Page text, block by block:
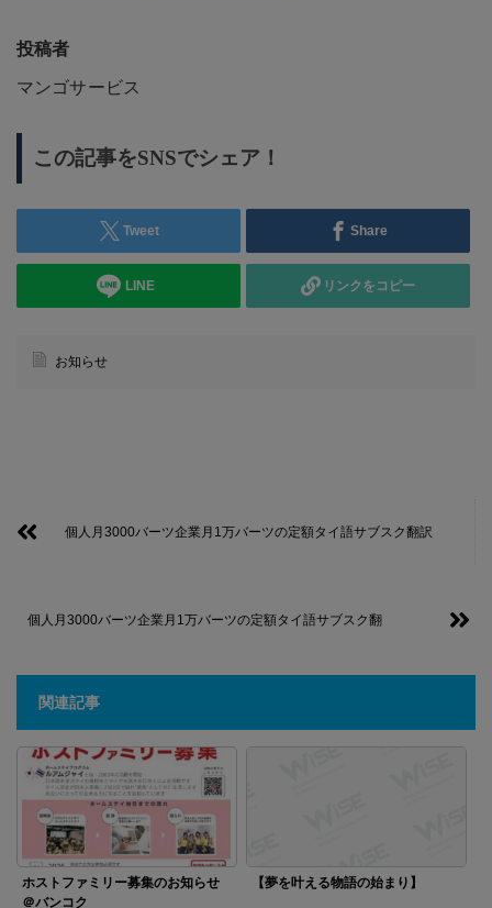
投稿者
マンゴサービス
この記事をSNSでシェア！
Tweet Share
LINE リンクをコピー
お知らせ
個人月3000バーツ企業月1万バーツの定額タイ語サブスク翻訳
個人月3000バーツ企業月1万バーツの定額タイ語サブスク翻
関連記事
ホストファミリー募集のお知らせ
＠バンコク
【夢を叶える物語の始まり】